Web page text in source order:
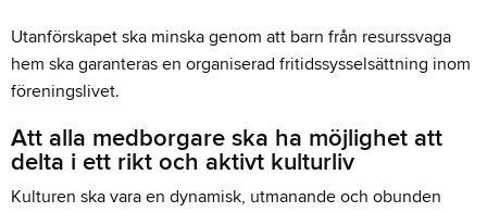
Utanförskapet ska minska genom att barn från resurssvaga
hem ska garanteras en organiserad fritidssysselsättning inom
föreningslivet.
Att alla medborgare ska ha möjlighet att
delta i ett rikt och aktivt kulturliv
Kulturen ska vara en dynamisk, utmanande och obunden